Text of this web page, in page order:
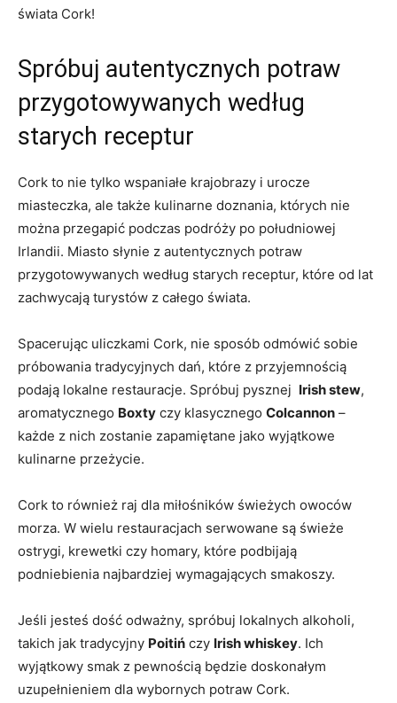
świata ‍Cork!
Spróbuj autentycznych potraw
⁤przygotowywanych według⁣
starych receptur
Cork to nie tylko wspaniałe krajobrazy i urocze
‍miasteczka, ale także kulinarne doznania, ‍których nie
można przegapić podczas podróży po ⁢południowej
Irlandii. Miasto słynie‌ z ‌autentycznych potraw
przygotowywanych według starych receptur, które od lat
zachwycają turystów z‌ całego świata.
Spacerując uliczkami Cork, nie sposób ‍odmówić ​sobie
próbowania tradycyjnych dań, które z przyjemnością
podają lokalne restauracje. Spróbuj pysznej ⁣ Irish stew,
aromatycznego Boxty czy klasycznego Colcannon –
każde ⁣z nich zostanie zapamiętane jako wyjątkowe
kulinarne przeżycie.
Cork to również raj dla miłośników​ świeżych‍ owoców
morza. W wielu restauracjach serwowane są świeże⁢
ostrygi, krewetki czy homary, które podbijają
podniebienia najbardziej wymagających smakoszy.
Jeśli jesteś dość odważny, spróbuj​ lokalnych alkoholi,
takich jak tradycyjny Poitiń czy Irish whiskey. Ich‍
wyjątkowy smak z pewnością będzie doskonałym
uzupełnieniem dla wybornych potraw Cork.